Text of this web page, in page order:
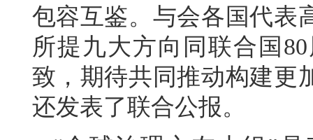
包容互鉴。与会各国代表
所提九大方向同联合国
致，期待共同推动构建更
还发表了联合公报。